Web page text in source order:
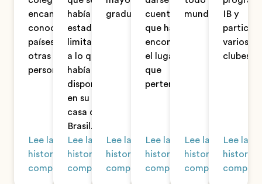
encanta
conocer los
países de
otras
personas.
Lee la
historia
completa
había
estado
limitando
a lo que
había
disponible
en su
casa de
Brasil.
Lee la
historia
completa
graduarse.
Lee la
historia
completa
cuenta de
que había
encontrado
el lugar al
que
pertenecía.
Lee la
historia
completa
mundo.
Lee la
historia
completa
IB y
varios
clubes.
Lee la
historia